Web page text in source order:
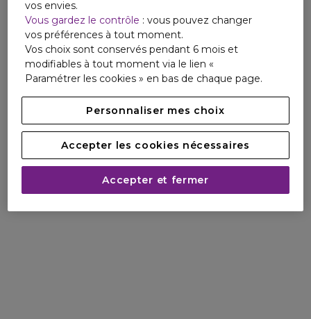
vos envies.
Vous gardez le contrôle : vous pouvez changer
vos préférences à tout moment.
Vos choix sont conservés pendant 6 mois et
modifiables à tout moment via le lien «
Paramétrer les cookies » en bas de chaque page.
Personnaliser mes choix
Accepter les cookies nécessaires
Accepter et fermer